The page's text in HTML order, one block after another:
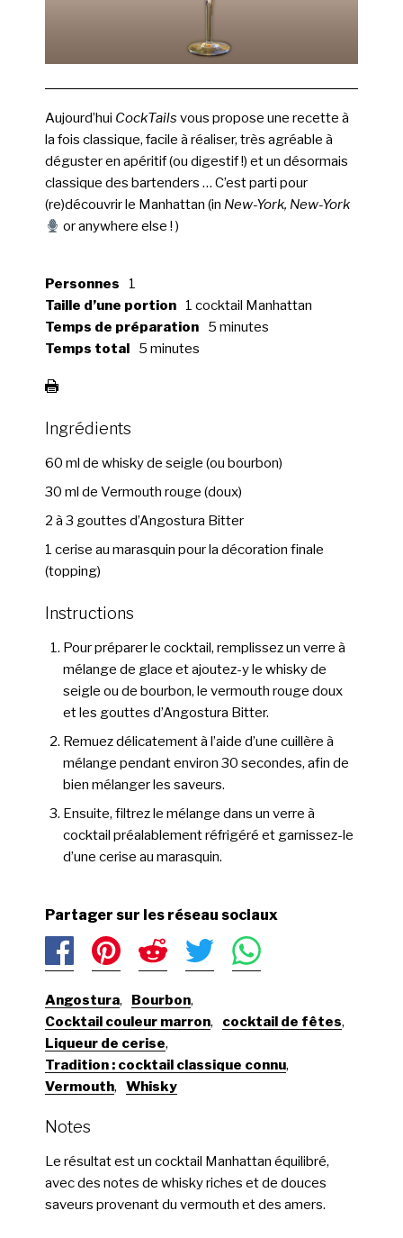
Aujourd’hui CockTails vous propose une recette à
la fois classique, facile à réaliser, très agréable à
déguster en apéritif (ou digestif !) et un désormais
classique des bartenders … C’est parti pour
(re)découvrir le Manhattan (in New-York, New-York
or anywhere else ! )
Personnes
1
Taille d’une portion
1 cocktail Manhattan
Temps de préparation
5 minutes
Temps total
5 minutes
Ingrédients
60 ml de whisky de seigle (ou bourbon)
30 ml de Vermouth rouge (doux)
2 à 3 gouttes d’Angostura Bitter
1 cerise au marasquin pour la décoration finale
(topping)
Instructions
Pour préparer le cocktail, remplissez un verre à
mélange de glace et ajoutez-y le whisky de
seigle ou de bourbon, le vermouth rouge doux
et les gouttes d’Angostura Bitter.
Remuez délicatement à l’aide d’une cuillère à
mélange pendant environ 30 secondes, afin de
bien mélanger les saveurs.
Ensuite, filtrez le mélange dans un verre à
cocktail préalablement réfrigéré et garnissez-le
d’une cerise au marasquin.
Partager sur les réseau sociaux
Angostura, Bourbon,
Cocktail couleur marron, cocktail de fêtes,
Liqueur de cerise,
Tradition : cocktail classique connu,
Vermouth, Whisky
Notes
Le résultat est un cocktail Manhattan équilibré,
avec des notes de whisky riches et de douces
saveurs provenant du vermouth et des amers.